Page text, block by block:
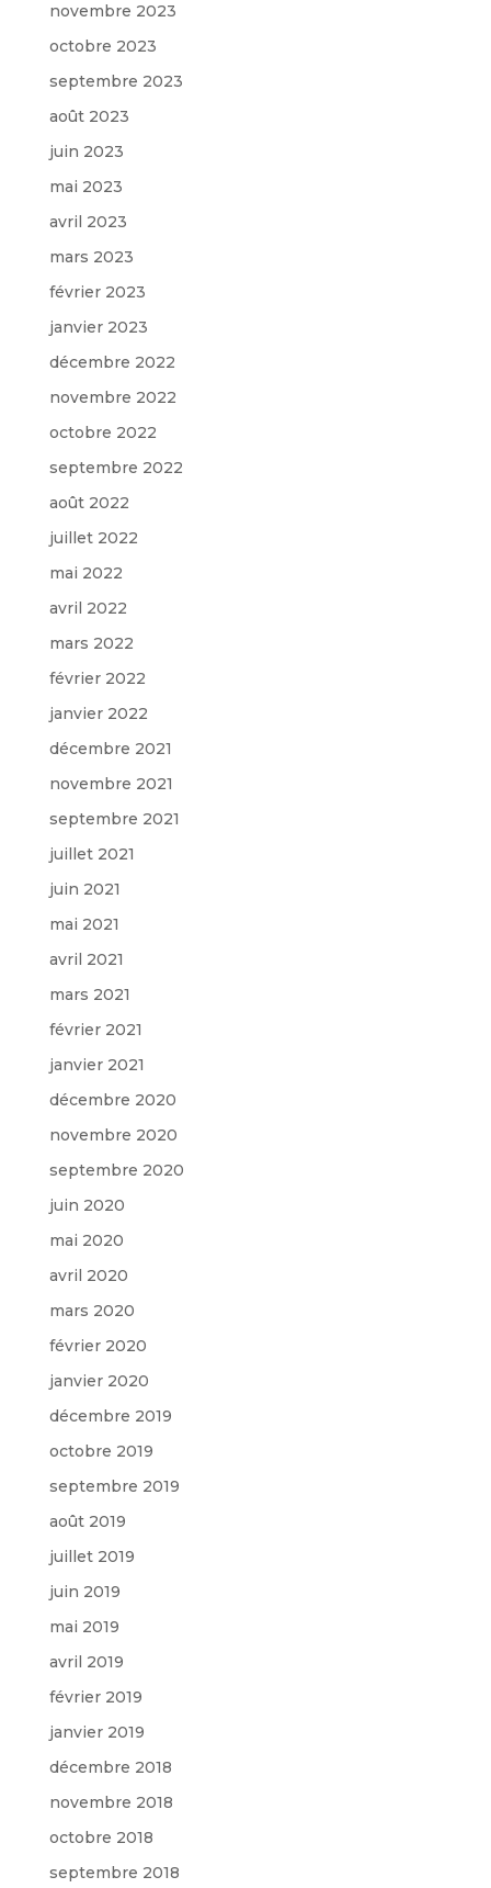
novembre 2023
octobre 2023
septembre 2023
août 2023
juin 2023
mai 2023
avril 2023
mars 2023
février 2023
janvier 2023
décembre 2022
novembre 2022
octobre 2022
septembre 2022
août 2022
juillet 2022
mai 2022
avril 2022
mars 2022
février 2022
janvier 2022
décembre 2021
novembre 2021
septembre 2021
juillet 2021
juin 2021
mai 2021
avril 2021
mars 2021
février 2021
janvier 2021
décembre 2020
novembre 2020
septembre 2020
juin 2020
mai 2020
avril 2020
mars 2020
février 2020
janvier 2020
décembre 2019
octobre 2019
septembre 2019
août 2019
juillet 2019
juin 2019
mai 2019
avril 2019
février 2019
janvier 2019
décembre 2018
novembre 2018
octobre 2018
septembre 2018